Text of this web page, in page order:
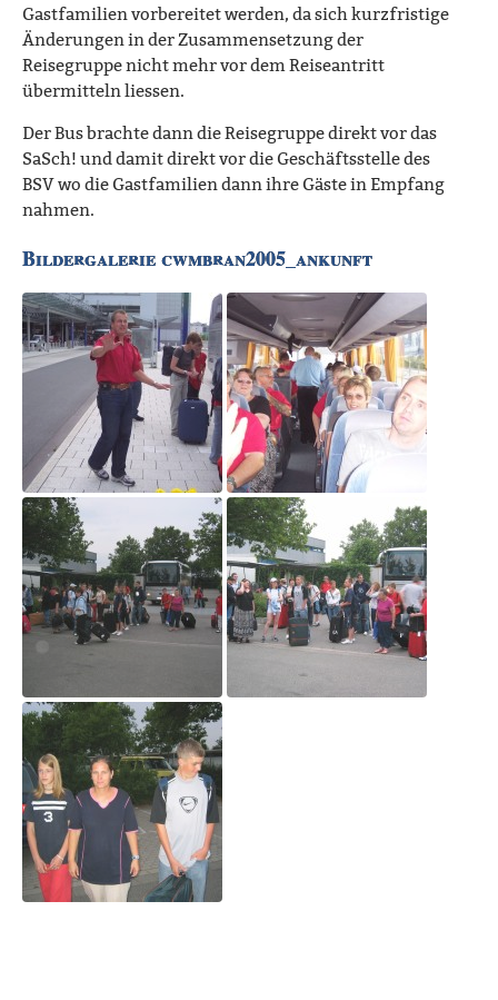
Gastfamilien vorbereitet werden, da sich kurzfristige
Änderungen in der Zusammensetzung der
Reisegruppe nicht mehr vor dem Reiseantritt
übermitteln liessen.
Der Bus brachte dann die Reisegruppe direkt vor das
SaSch! und damit direkt vor die Geschäftsstelle des
BSV wo die Gastfamilien dann ihre Gäste in Empfang
nahmen.
Bildergalerie cwmbran2005_ankunft